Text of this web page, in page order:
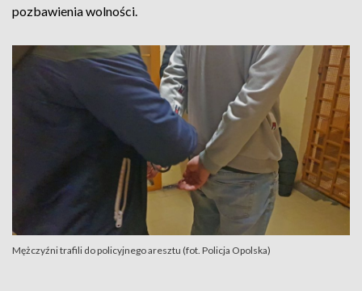
pozbawienia wolności.
Mężczyźni trafili do policyjnego aresztu (fot. Policja Opolska)